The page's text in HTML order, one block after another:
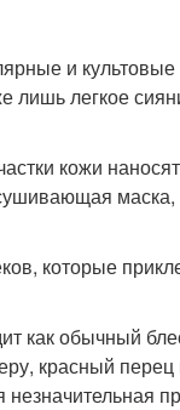
и
лишь легкое
кожи
маска,
которые
как обычный
красный